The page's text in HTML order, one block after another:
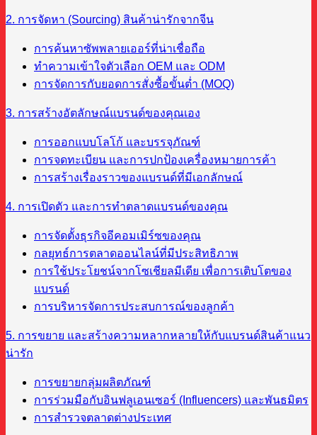
2. การจัดหา (Sourcing) สินค้าน่ารักจากจีน
การค้นหาซัพพลายเออร์ที่น่าเชื่อถือ
ทำความเข้าใจตัวเลือก OEM และ ODM
การจัดการกับยอดการสั่งซื้อขั้นต่ำ (MOQ)
3. การสร้างอัตลักษณ์แบรนด์ของคุณเอง
การออกแบบโลโก้ และบรรจุภัณฑ์
การจดทะเบียน และการปกป้องเครื่องหมายการค้า
การสร้างเรื่องราวของแบรนด์ที่มีเอกลักษณ์
4. การเปิดตัว และการทำตลาดแบรนด์ของคุณ
การจัดตั้งธุรกิจอีคอมเมิร์ซของคุณ
กลยุทธ์การตลาดออนไลน์ที่มีประสิทธิภาพ
การใช้ประโยชน์จากโซเชียลมีเดีย เพื่อการเติบโตของ
แบรนด์
การบริหารจัดการประสบการณ์ของลูกค้า
5. การขยาย และสร้างความหลากหลายให้กับแบรนด์สินค้าแนว
น่ารัก
การขยายกลุ่มผลิตภัณฑ์
การร่วมมือกับอินฟลูเอนเซอร์ (Influencers) และพันธมิตร
การสำรวจตลาดต่างประเทศ